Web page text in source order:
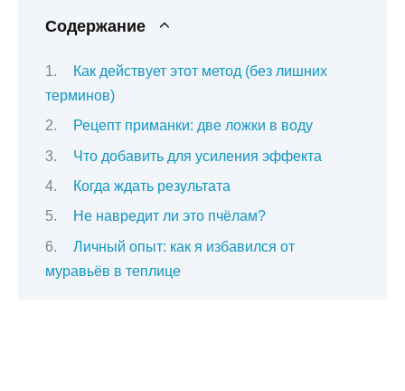
Содержание
Как действует этот метод (без лишних
терминов)
Рецепт приманки: две ложки в воду
Что добавить для усиления эффекта
Когда ждать результата
Не навредит ли это пчёлам?
Личный опыт: как я избавился от
муравьёв в теплице